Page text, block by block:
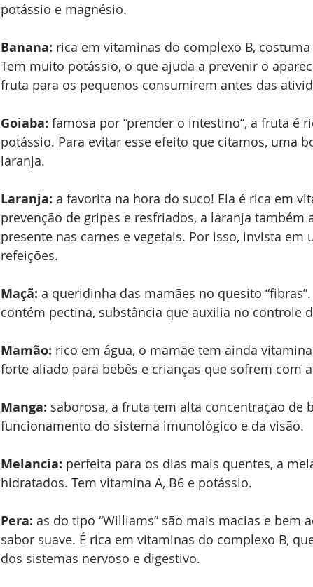
potássio e magnésio.
Banana: rica em vitaminas do complexo B,
Tem muito potássio, o que ajuda a prevenir o
fruta para os pequenos consumirem antes das
Goiaba: famosa por “prender o intestino”, a fruta é
potássio. Para evitar esse efeito que citamos, uma
laranja.
Laranja: a favorita na hora do suco! Ela é rica em
prevenção de gripes e resfriados, a laranja também
presente nas carnes e vegetais. Por isso, invista em
refeições.
Maçã: a queridinha das mamães no quesito
contém pectina, substância que auxilia no controle
Mamão: rico em água, o mamãe tem ainda
forte aliado para bebês e crianças que sofrem com
Manga: saborosa, a fruta tem alta concentração de
funcionamento do sistema imunológico e da visão.
Melancia: perfeita para os dias mais quentes, a
hidratados. Tem vitamina A, B6 e potássio.
Pera: as do tipo “Williams” são mais macias e bem
sabor suave. É rica em vitaminas do complexo B,
dos sistemas nervoso e digestivo.